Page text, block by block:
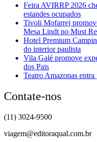
Feira AVIRRP 2026
estandes ocupados
Tivoli Mofarrej
Mesa Lindt no Must
Hotel Premium
do interior paulista
Vila Galé promove
dos Pais
Teatro Amazonas
Contate-nos
(11) 3024-9500
viagem@editoraqual.com.br